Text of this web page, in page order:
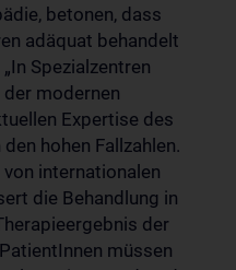
betonen, dass
adäquat behandelt
Spezialzentren
modernen
Expertise des
hohen Fallzahlen.
internationalen
die Behandlung in
der
müssen